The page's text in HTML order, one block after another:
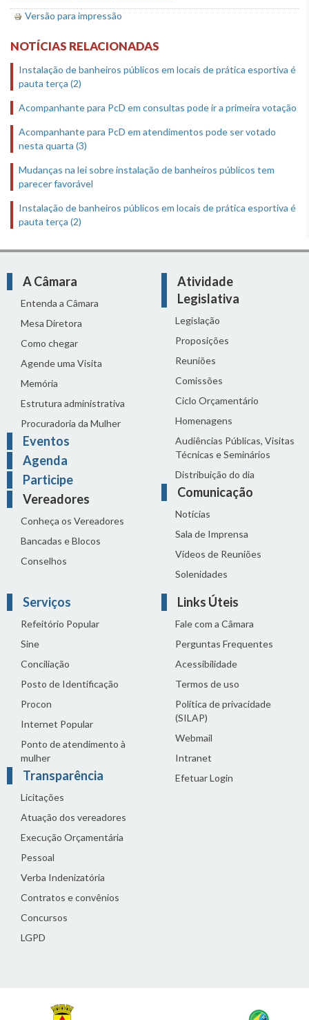
Versão para impressão
NOTÍCIAS RELACIONADAS
Instalação de banheiros públicos em locais de prática esportiva é
pauta terça (2)
Acompanhante para PcD em consultas pode ir a primeira votação
Acompanhante para PcD em atendimentos pode ser votado
nesta quarta (3)
Mudanças na lei sobre instalação de banheiros públicos tem
parecer favorável
Instalação de banheiros públicos em locais de prática esportiva é
pauta terça (2)
A Câmara
Entenda a Câmara
Mesa Diretora
Como chegar
Agende uma Visita
Memória
Estrutura administrativa
Procuradoria da Mulher
Eventos
Agenda
Participe
Vereadores
Conheça os Vereadores
Bancadas e Blocos
Conselhos
Atividade
Legislativa
Legislação
Proposições
Reuniões
Comissões
Ciclo Orçamentário
Homenagens
Audiências Públicas, Visitas
Técnicas e Seminários
Distribuição do dia
Comunicação
Notícias
Sala de Imprensa
Vídeos de Reuniões
Solenidades
Serviços
Refeitório Popular
Sine
Conciliação
Posto de Identificação
Procon
Internet Popular
Ponto de atendimento à
mulher
Transparência
Licitações
Atuação dos vereadores
Execução Orçamentária
Pessoal
Verba Indenizatória
Contratos e convênios
Concursos
LGPD
Links Úteis
Fale com a Câmara
Perguntas Frequentes
Acessibilidade
Termos de uso
Política de privacidade
(SILAP)
Webmail
Intranet
Efetuar Login